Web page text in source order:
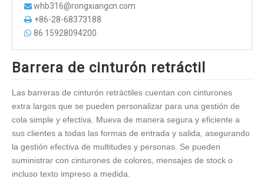
 whb316@rongxiangcn.com
 +86-28-68373188
 86 15928094200
Barrera de cinturón retráctil
Las barreras de cinturón retráctiles cuentan con cinturones
extra largos que se pueden personalizar para una gestión de
cola simple y efectiva. Mueva de manera segura y eficiente a
sus clientes a todas las formas de entrada y salida, asegurando
la gestión efectiva de multitudes y personas. Se pueden
suministrar con cinturones de colores, mensajes de stock o
incluso texto impreso a medida.